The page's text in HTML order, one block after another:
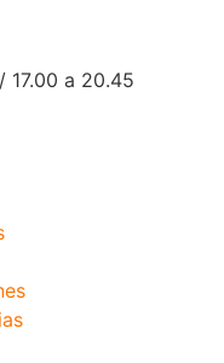
17.00 a 20.45